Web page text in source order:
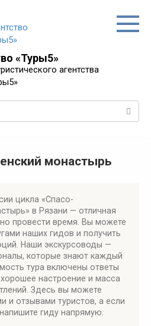
«Туры5»
агентства
монастырь
цикла «Спасо-
в Рязани — отличная
провести время. Вы можете
наших гидов и получить
Наши экскурсоводы —
которые знают каждый
тура включены ответы
настроение и масса
Здесь вы можете
и отзывами туристов, а если
гиду напрямую.